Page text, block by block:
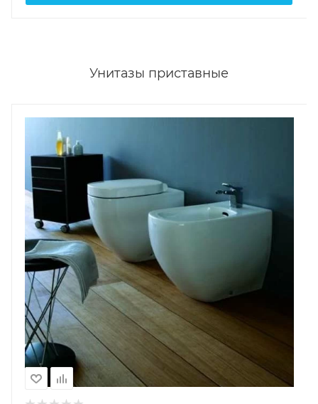
Унитазы приставные